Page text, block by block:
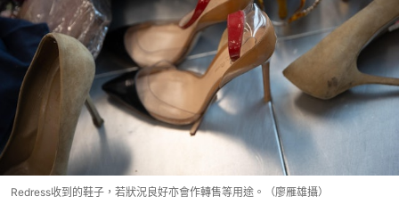
Redress收到的鞋子，若狀況良好亦會作轉售等用途。（廖雁雄攝）